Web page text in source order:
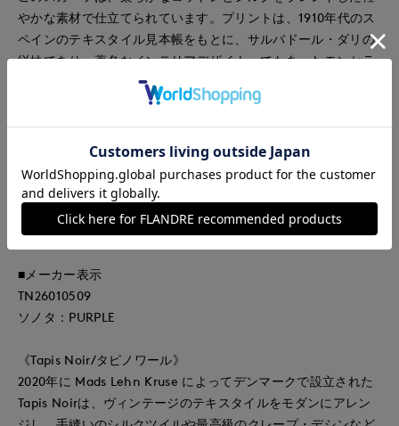
やかな素材で仕立てられています。プリントは、1910年代のス
ペインのテキスタイル見本帳をもとに、サルバドール・ダリの
従妹であり、著名なインテリアデザイナーでもあったモンセラ
氏のファブリック帳から着想を得て、Tapis Noirのアンティー
ク生地アーカイブより厳選。縁は手作業で丁寧に巻き込み縫製
しており、時間と手間をかけることで、スカーフに美しい裾の
表情を生み出しています。
・手巻き仕上げ
・ドライクリーニング
・巾着袋付
■メーカー表示
TN26010509
ソノタ：PURPLE
《Tapis Noir/タピノワール》
2020年に Mads Lehn Kruse によってデンマークで設立された
Tapis Noirは、ヴィンテージのテキスタイルをモダンにアレン